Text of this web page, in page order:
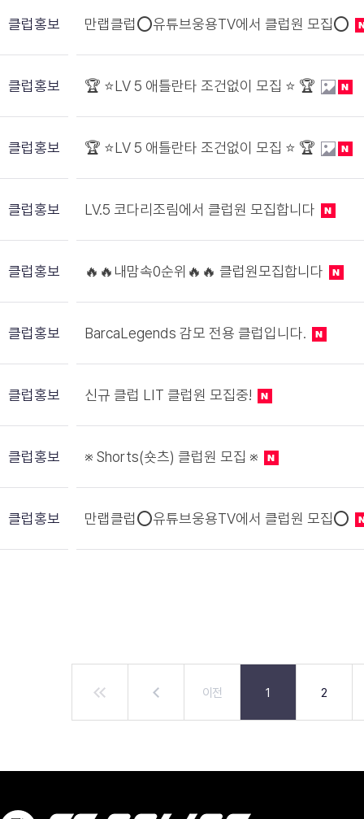
클럽홍보 만랩클럽⭕유튜브웅용TV에서 클럽원 모집⭕
클럽홍보 🏆 ⭐️LV 5 애틀란타 조건없이 모집 ⭐️ 🏆
클럽홍보 🏆 ⭐️LV 5 애틀란타 조건없이 모집 ⭐️ 🏆
클럽홍보 LV.5 코다리조림에서 클럽원 모집합니다
클럽홍보 🔥🔥내맘속0순위🔥🔥 클럽원모집합니다
클럽홍보 BarcaLegends 감모 전용 클럽입니다.
클럽홍보 신규 클럽 LIT 클럽원 모집중!
클럽홍보 ※ Shorts(숏츠) 클럽원 모집 ※
클럽홍보 만랩클럽⭕유튜브웅용TV에서 클럽원 모집⭕
이전 1 2